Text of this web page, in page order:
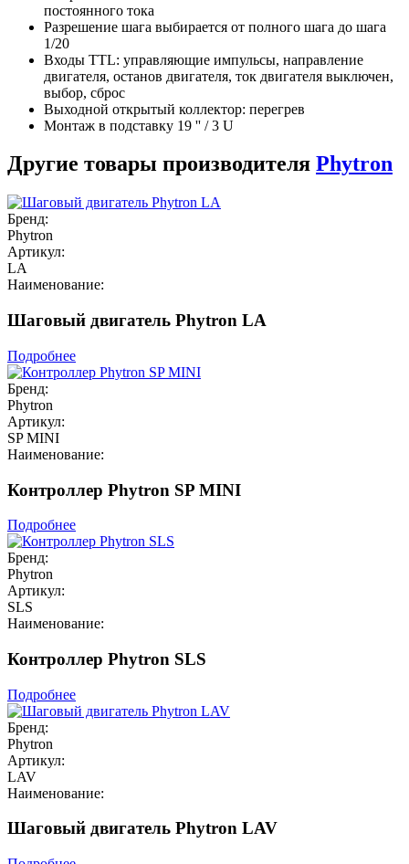
постоянного тока
Разрешение шага выбирается от полного шага до шага
1/20
Входы TTL: управляющие импульсы, направление
двигателя, останов двигателя, ток двигателя выключен,
выбор, сброс
Выходной открытый коллектор: перегрев
Монтаж в подставку 19 '' / 3 U
Другие товары производителя Phytron
Бренд:
Phytron
Артикул:
LA
Наименование:
Шаговый двигатель Phytron LA
Подробнее
Бренд:
Phytron
Артикул:
SP MINI
Наименование:
Контроллер Phytron SP MINI
Подробнее
Бренд:
Phytron
Артикул:
SLS
Наименование:
Контроллер Phytron SLS
Подробнее
Бренд:
Phytron
Артикул:
LAV
Наименование:
Шаговый двигатель Phytron LAV